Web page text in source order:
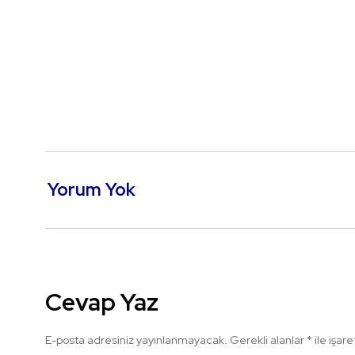
Yorum Yok
Cevap Yaz
E-posta adresiniz yayınlanmayacak. Gerekli alanlar * ile